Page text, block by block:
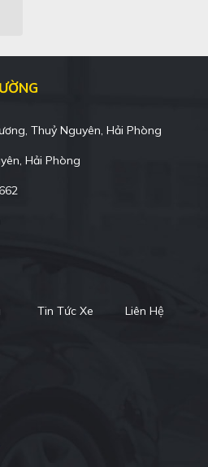
Thuỷ Nguyên, Hải Phòng
Hải Phòng
Tin Tức Xe Liên Hệ